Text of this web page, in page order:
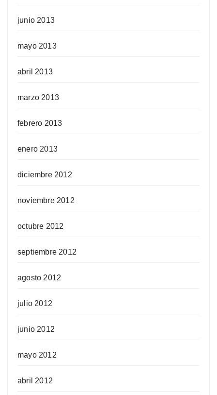
junio 2013
mayo 2013
abril 2013
marzo 2013
febrero 2013
enero 2013
diciembre 2012
noviembre 2012
octubre 2012
septiembre 2012
agosto 2012
julio 2012
junio 2012
mayo 2012
abril 2012